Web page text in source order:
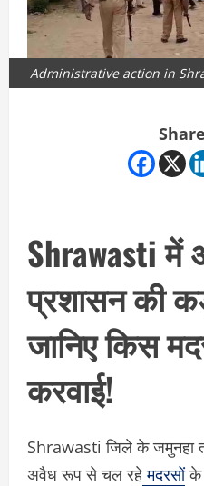
Administrative action in
Shrawasti में
प्रशासन की
जानिए किस
करवाई!
Shrawasti जिले के जमुनहा
अवैध रूप से चल रहेमदरसोंके